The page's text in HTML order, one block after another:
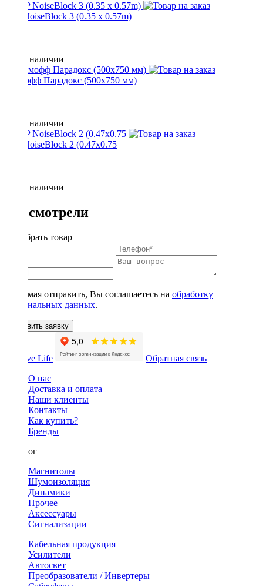
STP NoiseBlock 3 (0.35 x 0.57m)
Нет в наличии
Шумофф Парадокс (500х750 мм)
Нет в наличии
STP NoiseBlock 2 (0.47x0.75
Нет в наличии
Вы смотрели
Подобрать товар
Нажимая отправить, Вы соглашаетесь на обработку
персональных данных.
Оставить заявку
Обратная связь
О нас
Доставка и оплата
Наши клиенты
Контакты
Как купить?
Бренды
Каталог
Магнитолы
Шумоизоляция
Динамики
Прочее
Аксессуары
Сигнализации
Кабельная продукция
Усилители
Автосвет
Преобразователи / Инвертеры